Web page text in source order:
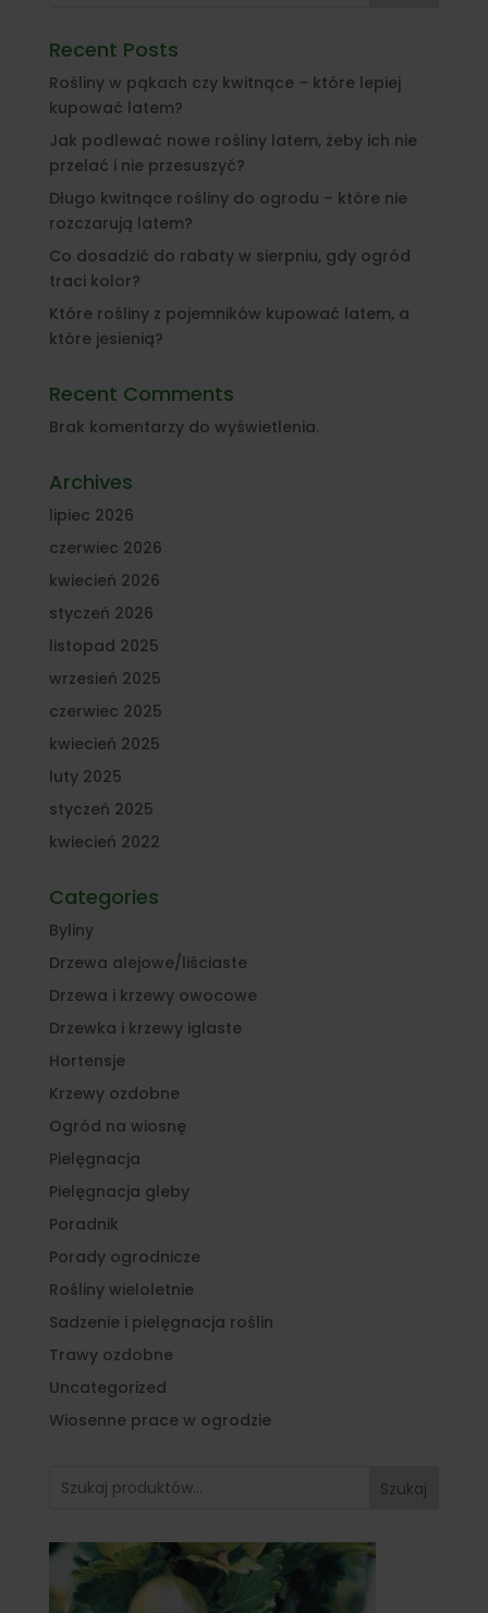
Recent Posts
Rośliny w pąkach czy kwitnące – które lepiej
kupować latem?
Jak podlewać nowe rośliny latem, żeby ich nie
przelać i nie przesuszyć?
Długo kwitnące rośliny do ogrodu – które nie
rozczarują latem?
Co dosadzić do rabaty w sierpniu, gdy ogród
traci kolor?
Które rośliny z pojemników kupować latem, a
które jesienią?
Recent Comments
Brak komentarzy do wyświetlenia.
Archives
lipiec 2026
czerwiec 2026
kwiecień 2026
styczeń 2026
listopad 2025
wrzesień 2025
czerwiec 2025
kwiecień 2025
luty 2025
styczeń 2025
kwiecień 2022
Categories
Byliny
Drzewa alejowe/liściaste
Drzewa i krzewy owocowe
Drzewka i krzewy iglaste
Hortensje
Krzewy ozdobne
Ogród na wiosnę
Pielęgnacja
Pielęgnacja gleby
Poradnik
Porady ogrodnicze
Rośliny wieloletnie
Sadzenie i pielęgnacja roślin
Trawy ozdobne
Uncategorized
Wiosenne prace w ogrodzie
Szukaj